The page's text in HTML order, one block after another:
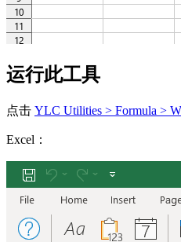
运行此工具
点击 YLC Utilities > Formula >
Excel：